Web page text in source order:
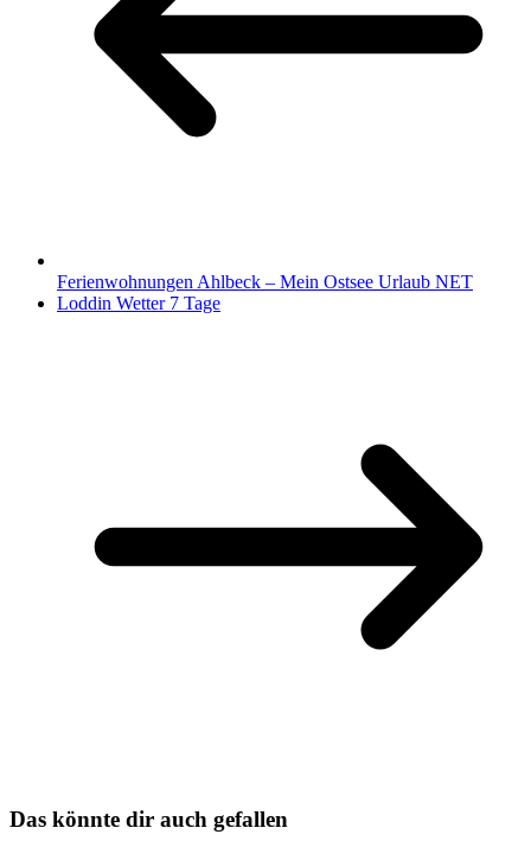
Ferienwohnungen Ahlbeck – Mein Ostsee Urlaub NET
Loddin Wetter 7 Tage
Das könnte dir auch gefallen